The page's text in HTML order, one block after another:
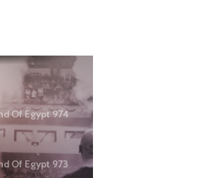
Of Egypt 974
Of Egypt 973